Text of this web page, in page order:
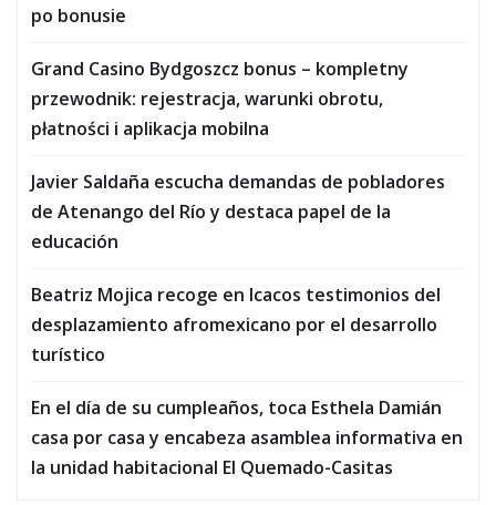
po bonusie
Grand Casino Bydgoszcz bonus – kompletny
przewodnik: rejestracja, warunki obrotu,
płatności i aplikacja mobilna
Javier Saldaña escucha demandas de pobladores
de Atenango del Río y destaca papel de la
educación
Beatriz Mojica recoge en Icacos testimonios del
desplazamiento afromexicano por el desarrollo
turístico
En el día de su cumpleaños, toca Esthela Damián
casa por casa y encabeza asamblea informativa en
la unidad habitacional El Quemado-Casitas